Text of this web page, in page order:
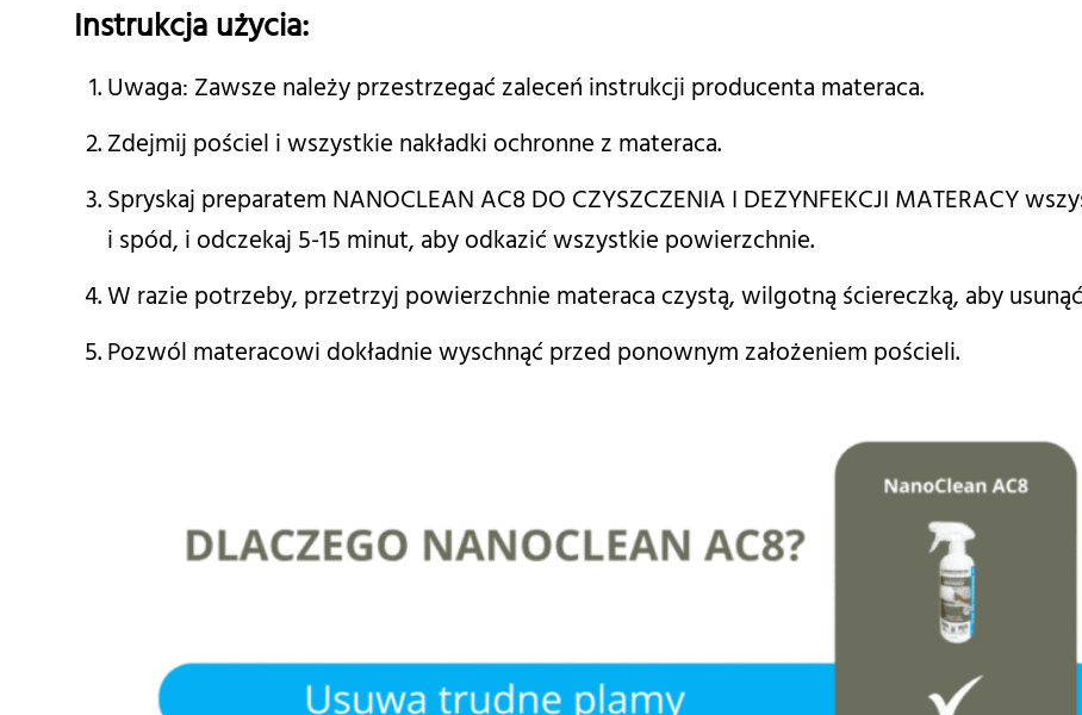
Instrukcja użycia:
Uwaga: Zawsze należy przestrzegać zaleceń instrukcji producenta materaca.
Zdejmij pościel i wszystkie nakładki ochronne z materaca.
Spryskaj preparatem NANOCLEAN AC8 DO CZYSZCZENIA I DEZYNFEKCJI MATERACY
i spód, i odczekaj 5-15 minut, aby odkazić wszystkie powierzchnie.
W razie potrzeby, przetrzyj powierzchnie materaca czystą, wilgotną ściereczką, aby
Pozwól materacowi dokładnie wyschnąć przed ponownym założeniem pościeli.